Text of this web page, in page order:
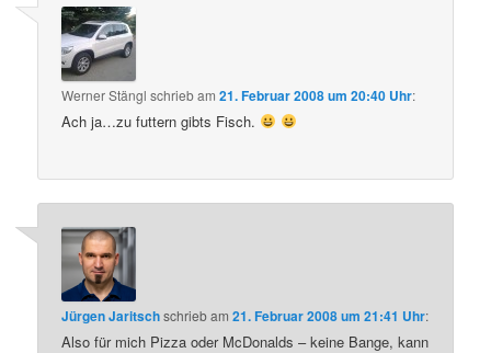
Werner Stängl schriebam21. Februar 2008 um 20:40 Uhr:
Ach ja…zu futtern gibts Fisch.
Jürgen Jaritschschriebam21. Februar 2008 um 21:41 Uhr:
Also für mich Pizza oder McDonalds – keine Bange, kann